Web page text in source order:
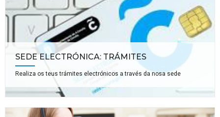
SEDE ELECTRÓNICA: TRÁMITES
Realiza os teus trámites electrónicos a través da nosa sede